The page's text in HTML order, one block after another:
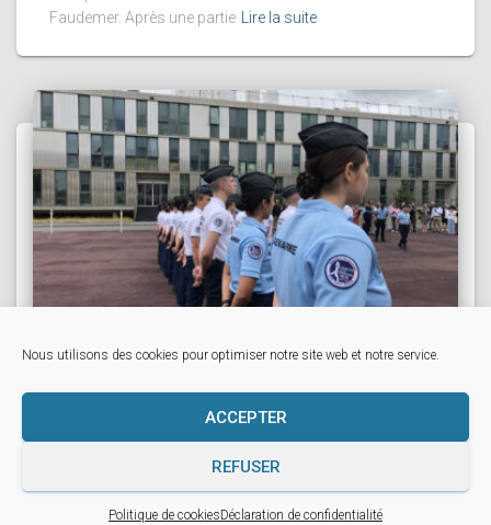
Nous utilisons des cookies pour optimiser notre site web et notre service.
ACCEPTER
REFUSER
Politique de cookiesDéclaration de confidentialité
Faudemer. Après une partie Lire la suite
Remise des diplômes à la 2ème
promotion des Cadets de la
Gendarmerie d’Ille-et-Vilaine